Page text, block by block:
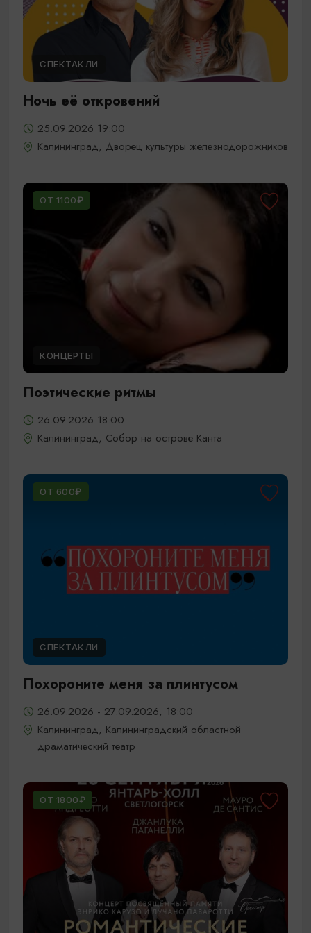
СПЕКТАКЛИ
Ночь её откровений
25.09.2026 19:00
Калининград, Дворец культуры железнодорожников
ОТ 1100₽
КОНЦЕРТЫ
Поэтические ритмы
26.09.2026 18:00
Калининград, Собор на острове Канта
ОТ 600₽
СПЕКТАКЛИ
Похороните меня за плинтусом
26.09.2026 - 27.09.2026, 18:00
Калининград, Калининградский областной
драматический театр
ОТ 1800₽